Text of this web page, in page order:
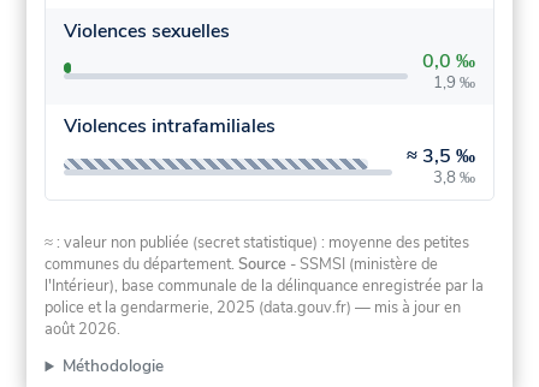
Violences sexuelles
0,0 ‰
1,9 ‰
Violences intrafamiliales
≈ 3,5 ‰
3,8 ‰
≈ : valeur non publiée (secret statistique) : moyenne des petites
communes du département.Source - SSMSI (ministère de
l'Intérieur), base communale de la délinquance enregistrée par la
police et la gendarmerie, 2025 (data.gouv.fr) — mis à jour en
août 2026.
Méthodologie